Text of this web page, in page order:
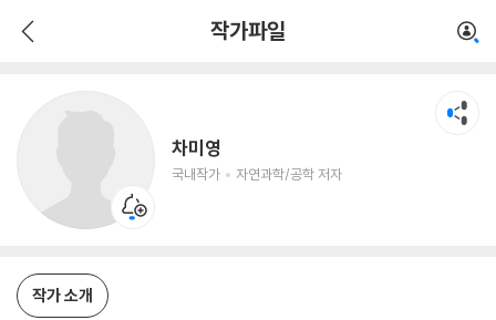
작가파일
차미영
국내작가 자연과학/공학 저자
자연과학/공학 저자
작가 소개